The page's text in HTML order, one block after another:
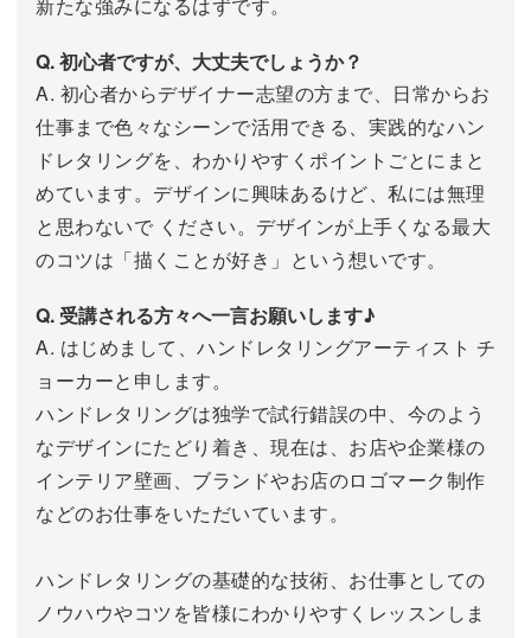
Q. 初心者ですが、大丈夫でしょうか？
A. 初心者からデザイナー志望の方まで、日常からお
仕事まで色々なシーンで活用できる、実践的なハン
ドレタリングを、わかりやすくポイントごとにまと
めています。デザインに興味あるけど、私には無理
と思わないで ください。デザインが上手くなる最大
のコツは「描くことが好き」という想いです。
Q. 受講される方々へ一言お願いします♪
A. はじめまして、ハンドレタリングアーティスト チ
ョーカーと申します。
ハンドレタリングは独学で試行錯誤の中、今のよう
なデザインにたどり着き、現在は、お店や企業様の
インテリア壁画、ブランドやお店のロゴマーク制作
などのお仕事をいただいています。
ハンドレタリングの基礎的な技術、お仕事としての
ノウハウやコツを皆様にわかりやすくレッスンしま